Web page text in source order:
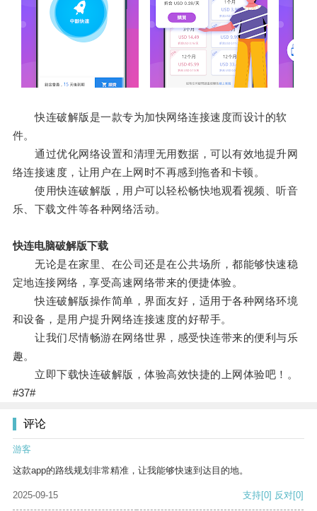
快连破解版是一款专为加快网络连接速度而设计的软
件。
通过优化网络设置和清理无用数据，可以有效地提升网
络连接速度，让用户在上网时不再感到拖沓和卡顿。
使用快连破解版，用户可以轻松畅快地观看视频、听音
乐、下载文件等各种网络活动。
快连电脑破解版下载
无论是在家里、在公司还是在公共场所，都能够快速稳
定地连接网络，享受高速网络带来的便捷体验。
快连破解版操作简单，界面友好，适用于各种网络环境
和设备，是用户提升网络连接速度的好帮手。
让我们尽情畅游在网络世界，感受快连带来的便利与乐
趣。
立即下载快连破解版，体验高效快捷的上网体验吧！。
#37#
评论
游客
这款app的路线规划非常精准，让我能够快速到达目的地。
2025-09-15 支持[0] 反对[0]